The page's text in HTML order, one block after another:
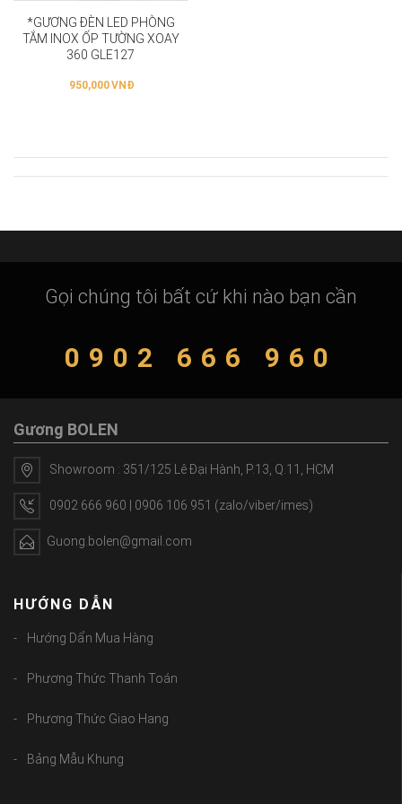
*GƯƠNG ĐÈN LED PHÒNG
TẮM INOX ỐP TƯỜNG XOAY
360 GLE127
950,000VNĐ
Gọi chúng tôi bất cứ khi nào bạn cần
0902 666 960
Gương BOLEN
Showroom : 351/125 Lê Đại Hành, P.13, Q.11, HCM
0902 666 960 | 0906 106 951 (zalo/viber/imes)
Guong.bolen@gmail.com
HƯỚNG DẪN
Hướng Dẩn Mua Hàng
Phương Thức Thanh Toán
Phương Thức Giao Hang
Bảng Mẫu Khung